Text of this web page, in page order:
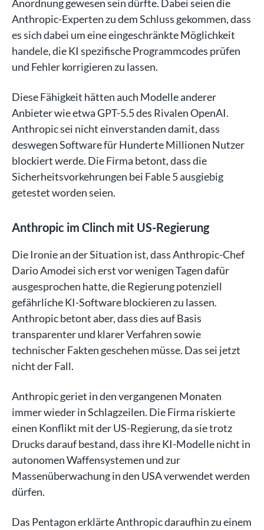
Anordnung gewesen sein dürfte. Dabei seien die
Anthropic-Experten zu dem Schluss gekommen, dass
es sich dabei um eine eingeschränkte Möglichkeit
handele, die KI spezifische Programmcodes prüfen
und Fehler korrigieren zu lassen.
Diese Fähigkeit hätten auch Modelle anderer
Anbieter wie etwa GPT-5.5 des Rivalen OpenAI.
Anthropic sei nicht einverstanden damit, dass
deswegen Software für Hunderte Millionen Nutzer
blockiert werde. Die Firma betont, dass die
Sicherheitsvorkehrungen bei Fable 5 ausgiebig
getestet worden seien.
Anthropic im Clinch mit US-Regierung
Die Ironie an der Situation ist, dass Anthropic-Chef
Dario Amodei sich erst vor wenigen Tagen dafür
ausgesprochen hatte, die Regierung potenziell
gefährliche KI-Software blockieren zu lassen.
Anthropic betont aber, dass dies auf Basis
transparenter und klarer Verfahren sowie
technischer Fakten geschehen müsse. Das sei jetzt
nicht der Fall.
Anthropic geriet in den vergangenen Monaten
immer wieder in Schlagzeilen. Die Firma riskierte
einen Konflikt mit der US-Regierung, da sie trotz
Drucks darauf bestand, dass ihre KI-Modelle nicht in
autonomen Waffensystemen und zur
Massenüberwachung in den USA verwendet werden
dürfen.
Das Pentagon erklärte Anthropic daraufhin zu einem